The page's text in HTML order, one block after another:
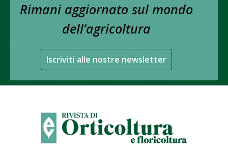
Rimani aggiornato sul mondo
dell’agricoltura
Iscriviti alle nostre newsletter